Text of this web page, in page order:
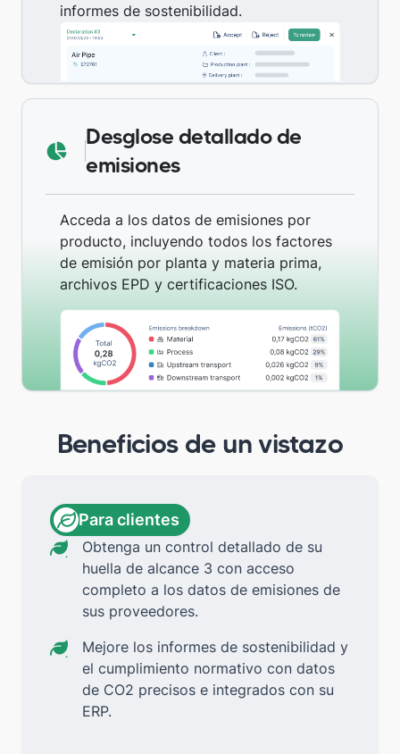
informes de sostenibilidad.
Desglose detallado de
emisiones
Acceda a los datos de emisiones por
producto, incluyendo todos los factores
de emisión por planta y materia prima,
archivos EPD y certificaciones ISO.
Beneficios de un vistazo
Para clientes
Obtenga un control detallado de su
huella de alcance 3 con acceso
completo a los datos de emisiones de
sus proveedores.
Mejore los informes de sostenibilidad y
el cumplimiento normativo con datos
de CO2 precisos e integrados con su
ERP.